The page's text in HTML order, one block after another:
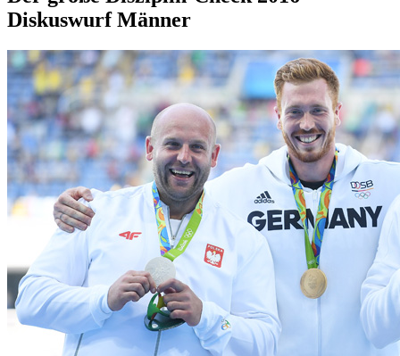
Diskuswurf Männer